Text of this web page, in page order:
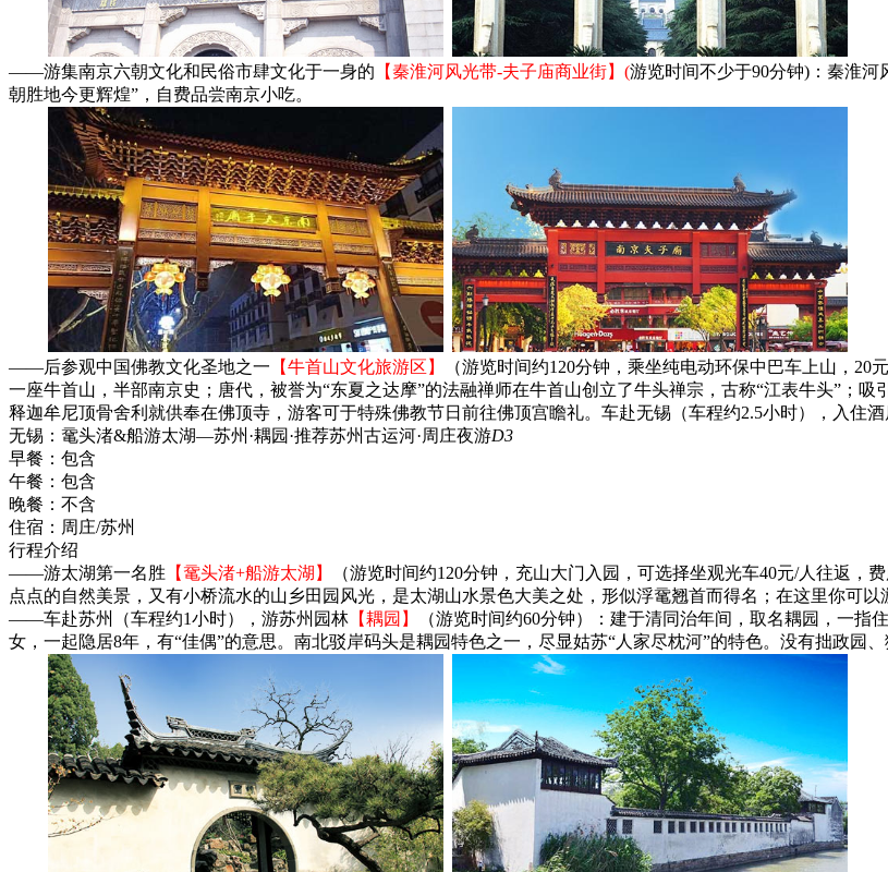
——游集南京六朝文化和民俗市肆文化于一身的 【秦淮河风光带-夫子庙商业街】(游览时间不少于90分钟)：秦淮
朝胜地今更辉煌”，自费品尝南京小吃。
——后参观中国佛教文化圣地之一 【牛首山文化旅游区】
（游览时间约120分钟，乘坐纯电动环保中巴车上山，20
一座牛首山，半部南京史；唐代，被誉为“东夏之达摩”的法融禅师在牛首山创立了牛头禅宗，古称“江表牛头”；
释迦牟尼顶骨舍利就供奉在佛顶寺，游客可于特殊佛教节日前往佛顶宫瞻礼。车赴无锡（车程约2.5小时），入住酒
无锡：鼋头渚&船游太湖—苏州·耦园·推荐苏州古运河·周庄夜游D3
早餐： 包含
午餐： 包含
晚餐： 不含
住宿： 周庄/苏州
行程介绍
——游太湖第一名胜 【鼋头渚+船游太湖】
（游览时间约120分钟，充山大门入园，可选择坐观光车40元/人往返
点点的自然美景，又有小桥流水的山乡田园风光，是太湖山水景色大美之处，形似浮鼋翘首而得名；在这里你可
——车赴苏州（车程约1小时），游苏州园林 【耦园】
（游览时间约60分钟）：建于清同治年间，取名耦园，一
女，一起隐居8年，有“佳偶”的意思。南北驳岸码头是耦园特色之一，尽显姑苏“人家尽枕河”的特色。没有拙政园